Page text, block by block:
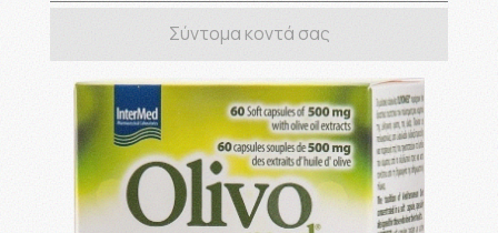
Σύντομα κοντά σας